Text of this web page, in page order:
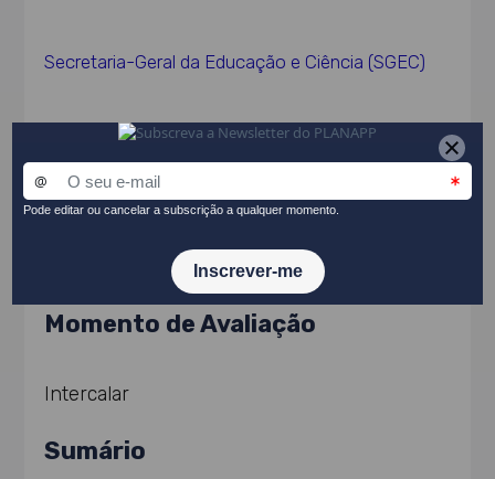
Secretaria-Geral da Educação e Ciência (SGEC)
Equipa de Avaliação
Quaternaire Portugal
Momento de Avaliação
Intercalar
Sumário